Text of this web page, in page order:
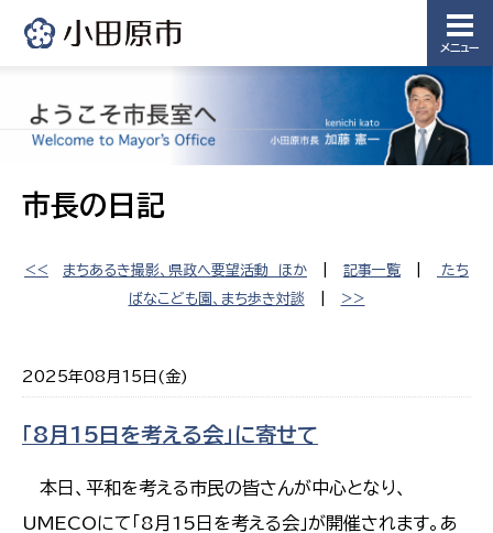
メニュー
市長の日記
<< まちあるき撮影、県政へ要望活動 ほか 記事一覧
たち
ばなこども園、まち歩き対談| >>
2025年08月15日(金)
「8月15日を考える会」に寄せて
本日、平和を考える市民の皆さんが中心となり、
UMECOにて「8月15日を考える会」が開催されます。あ